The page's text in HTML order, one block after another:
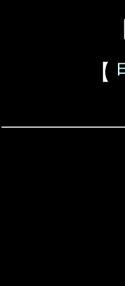
【